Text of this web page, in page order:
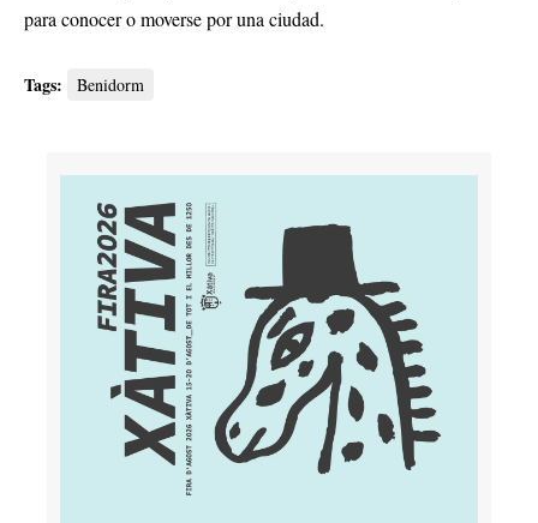
para conocer o moverse por una ciudad.
Tags: Benidorm